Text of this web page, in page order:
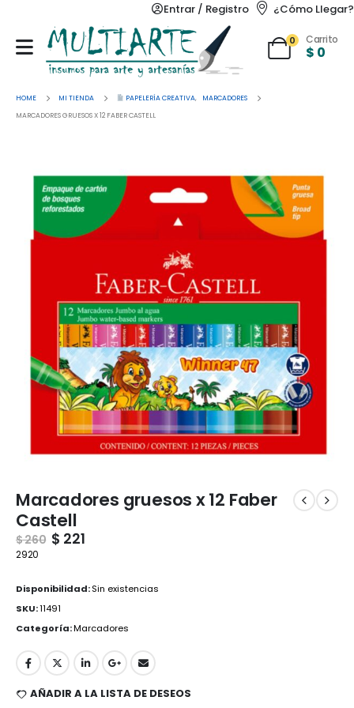
Entrar / Registro ¿Cómo Llegar?
0 Carrito
$ 0
HOME MI TIENDA PAPELERÍA CREATIVA,
MARCADORES
MARCADORES GRUESOS X 12 FABER CASTELL
Marcadores gruesos x 12 Faber
Castell
$260 $ 221
2920
Disponibilidad:Sin existencias
SKU:11491
Categoría:Marcadores
AÑADIR A LA LISTA DE DESEOS